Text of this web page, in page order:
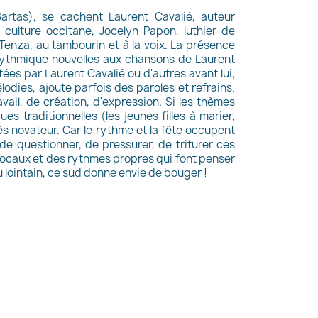
se cachent Laurent Cavalié, auteur
occitane, Jocelyn Papon, luthier de
au tambourin et à la voix. La présence
nouvelles aux chansons de Laurent
par Laurent Cavalié ou d'autres avant lui,
ajoute parfois des paroles et refrains.
de création, d'expression. Si les thèmes
traditionnelles (les jeunes filles à marier,
novateur. Car le rythme et la fête occupent
questionner, de pressurer, de triturer ces
et des rythmes propres qui font penser
ce sud donne envie de bouger !